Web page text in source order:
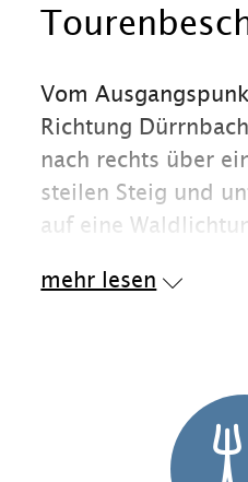
Vom
Richtung
nach rechts über
steilen Steig und
auf eine
Über die
Oberhalb der Bahn
steilen Anstieg bis
Dürrnbachhorns,
mehr lesen